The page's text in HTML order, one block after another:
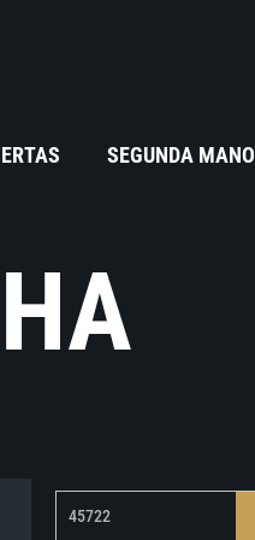
SEGUNDA MANO
45722